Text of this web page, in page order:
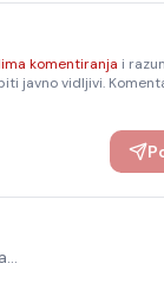
komentiranja i
javno vidljivi.